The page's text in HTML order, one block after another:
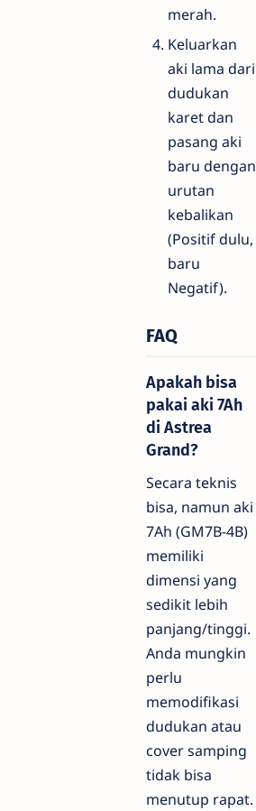
merah.
Keluarkan
aki lama dari
dudukan
karet dan
pasang aki
baru dengan
urutan
kebalikan
(Positif dulu,
baru
Negatif).
FAQ
Apakah bisa
pakai aki 7Ah
di Astrea
Grand?
Secara teknis
bisa, namun aki
7Ah (GM7B-4B)
memiliki
dimensi yang
sedikit lebih
panjang/tinggi.
Anda mungkin
perlu
memodifikasi
dudukan atau
cover samping
tidak bisa
menutup rapat.